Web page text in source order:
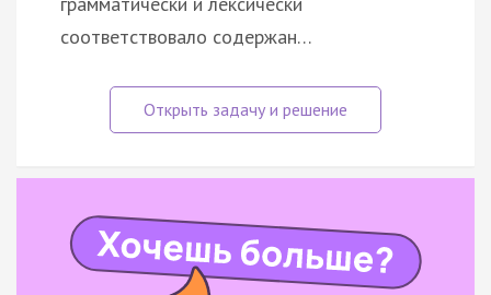
соответствовало содержан…